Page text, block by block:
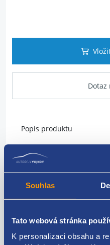
Souhlas
Tato webová stránka
K personalizaci obsahu a
Dotaz
Popis produktu
vodící lišta skla
umístění: zadní
PSA originál: 9300N1